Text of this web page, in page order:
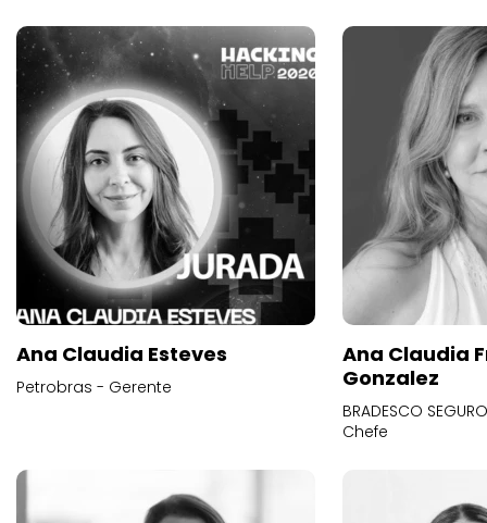
Ana Claudia Esteves
Petrobras - Gerente
Ana Claudia
Gonzalez
BRADESCO
Chefe